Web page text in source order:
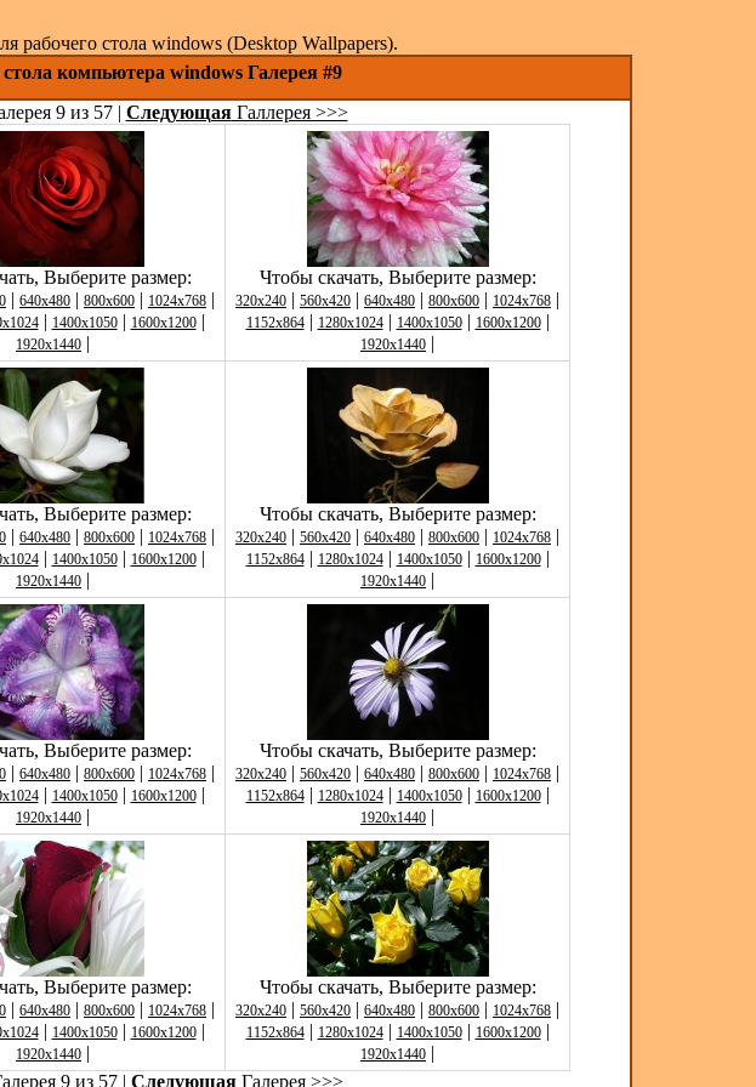
рабочего стола windows (Desktop Wallpapers).
компьютера windows Галерея #9
9 из 57 | СледующаяГаллерея >>>
Выберите размер:
| 640x480 | 800x600 | 1024x768 |
| 1400x1050| 1600x1200|
1920x1440 |
Чтобы скачать, Выберите размер:
320x240 | 560x420 | 640x480 | 800x600 | 1024x768 |
1152x864| 1280x1024| 1400x1050| 1600x1200|
1920x1440 |
Выберите размер:
| 640x480 | 800x600 | 1024x768 |
| 1400x1050| 1600x1200|
1920x1440 |
Чтобы скачать, Выберите размер:
320x240 | 560x420 | 640x480 | 800x600 | 1024x768 |
1152x864| 1280x1024| 1400x1050| 1600x1200|
1920x1440 |
Выберите размер:
| 640x480 | 800x600 | 1024x768 |
| 1400x1050| 1600x1200|
1920x1440 |
Чтобы скачать, Выберите размер:
320x240 | 560x420 | 640x480 | 800x600 | 1024x768 |
1152x864| 1280x1024| 1400x1050| 1600x1200|
1920x1440 |
Выберите размер:
| 640x480 | 800x600 | 1024x768 |
| 1400x1050| 1600x1200|
1920x1440 |
Чтобы скачать, Выберите размер:
320x240 | 560x420 | 640x480 | 800x600 | 1024x768 |
1152x864| 1280x1024| 1400x1050| 1600x1200|
1920x1440 |
9 из 57 | СледующаяГалерея >>>